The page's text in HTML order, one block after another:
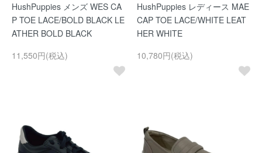
HushPuppies メンズ WES CA
P TOE LACE/BOLD BLACK LE
ATHER BOLD BLACK
11,550円(税込)
HushPuppies レディース MAE
CAP TOE LACE/WHITE LEAT
HER WHITE
10,780円(税込)